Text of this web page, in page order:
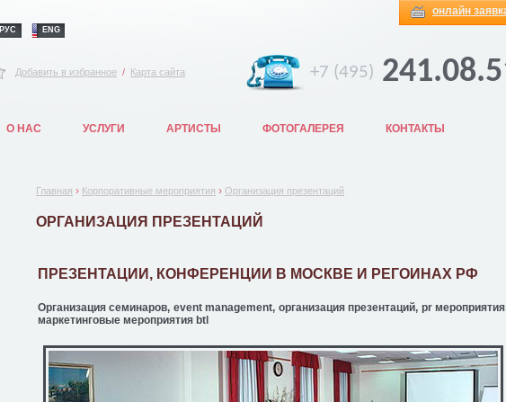
РУС ENG
Добавить в избранное / Карта сайта +7 (495)
онлайн
О НАС УСЛУГИ АРТИСТЫ ФОТОГАЛЕРЕЯ КОНТАКТЫ
Главная › Корпоративные мероприятия › Организация презентаций
ОРГАНИЗАЦИЯ ПРЕЗЕНТАЦИЙ
ПРЕЗЕНТАЦИИ, КОНФЕРЕНЦИИ В МОСКВЕ И РЕГОИНАХ РФ
Организация семинаров, event management, организация презентаций, pr
маркетинговые мероприятия btl